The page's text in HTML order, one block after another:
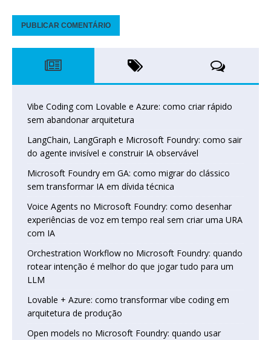
Vibe Coding com Lovable e Azure: como criar rápido
sem abandonar arquitetura
LangChain, LangGraph e Microsoft Foundry: como sair
do agente invisível e construir IA observável
Microsoft Foundry em GA: como migrar do clássico
sem transformar IA em dívida técnica
Voice Agents no Microsoft Foundry: como desenhar
experiências de voz em tempo real sem criar uma URA
com IA
Orchestration Workflow no Microsoft Foundry: quando
rotear intenção é melhor do que jogar tudo para um
LLM
Lovable + Azure: como transformar vibe coding em
arquitetura de produção
Open models no Microsoft Foundry: quando usar